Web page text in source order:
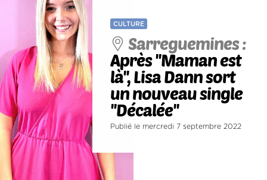
CULTURE
Sarreguemines :
Après ''Maman est
là'', Lisa Dann sort
un nouveau single
''Décalée''
Publié le mercredi 7 septembre 2022